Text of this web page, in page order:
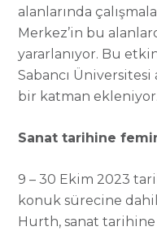
alanlarında
Merkez’in bu
yararlanıyor. Bu
Sabancı
bir katman ekleniyor.
Sanat tarihine
9 – 30 Ekim 2023
konuk sürecine
Hurth, sanat